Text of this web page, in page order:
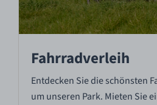
Fahrradverleih
Entdecken Sie die schönsten
um unseren Park. Mieten Sie